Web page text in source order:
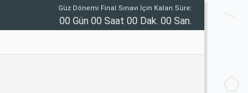
Güz Dönemi Final Sınavı İçin Kalan Süre:
00 Gün 00 Saat 00 Dak. 00 San.